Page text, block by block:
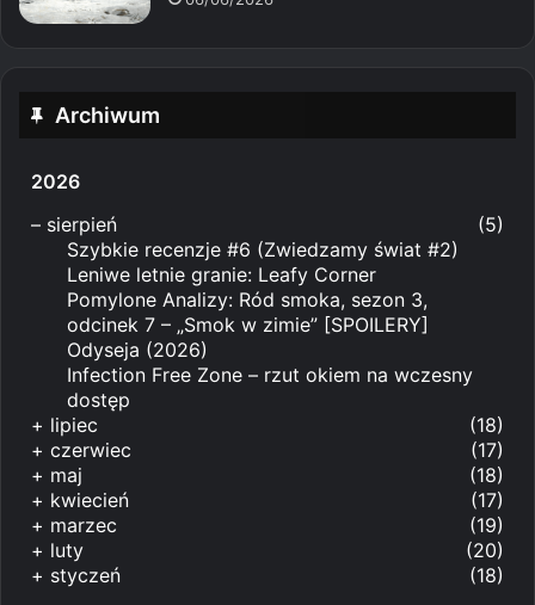
Archiwum
2026
– sierpień
(5)
Szybkie recenzje #6 (Zwiedzamy świat #2)
Leniwe letnie granie: Leafy Corner
Pomylone Analizy: Ród smoka, sezon 3,
odcinek 7 – „Smok w zimie” [SPOILERY]
Odyseja (2026)
Infection Free Zone – rzut okiem na wczesny
dostęp
+ lipiec
(18)
+ czerwiec
(17)
+ maj
(18)
+ kwiecień
(17)
+ marzec
(19)
+ luty
(20)
+ styczeń
(18)